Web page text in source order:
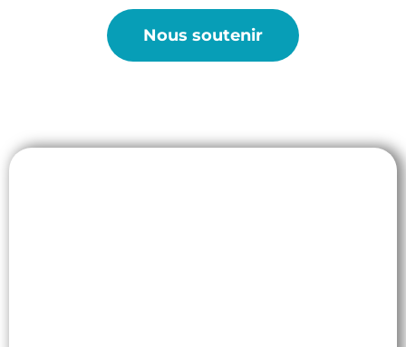
Nous soutenir